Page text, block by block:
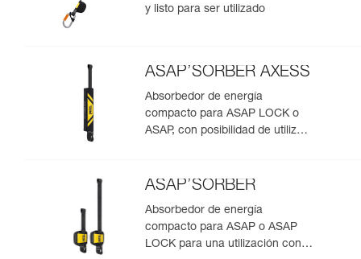
y listo para ser utilizado
ASAP’SORBER AXESS
Absorbedor de energía
compacto para ASAP LOCK o
ASAP, con posibilidad de utilizar
ASAP’SORBER
Absorbedor de energía
compacto para ASAP o ASAP
LOCK para una utilización con